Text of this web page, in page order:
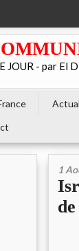
JOUR - par
1